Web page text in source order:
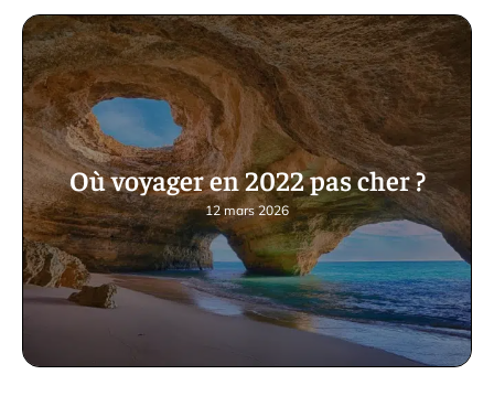
Où voyager en 2022 pas cher ?
12 mars 2026